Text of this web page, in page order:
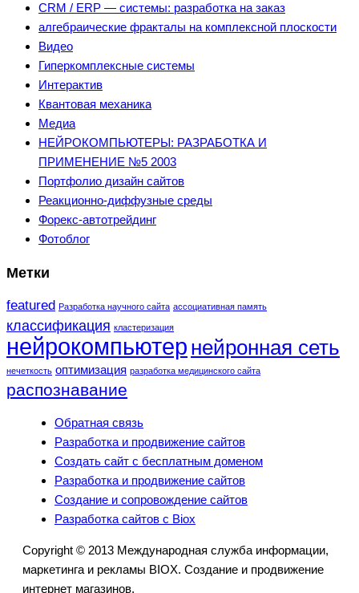
CRM / ERP — системы: разработка на заказ
алгебраические фракталы на комплексной плоскости
Видео
Гиперкомплексные системы
Интерактив
Квантовая механика
Медиа
НЕЙРОКОМПЬЮТЕРЫ: РАЗРАБОТКА И
ПРИМЕНЕНИЕ №5 2003
Портфолио дизайн сайтов
Реакционно-диффузные среды
Форекс-автотрейдинг
Фотоблог
Метки
featured Разработка научного сайта ассоциативная память
классификация кластеризация
нейрокомпьютер нейронная сеть
нечеткость оптимизация разработка медицинского сайта
распознавание
Обратная связь
Разработка и продвижение сайтов
Создать сайт с бесплатным доменом
Разработка и продвижение сайтов
Создание и сопровождение сайтов
Разработка сайтов с Biox
Copyright © 2013 Международная служба информации,
маркетинга и рекламы BIOX. Создание и продвижение
интернет магазинов.